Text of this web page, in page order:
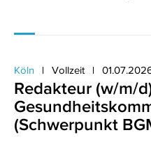
Köln Vollzeit
Redakteur (w/m/
(Schwerpunkt